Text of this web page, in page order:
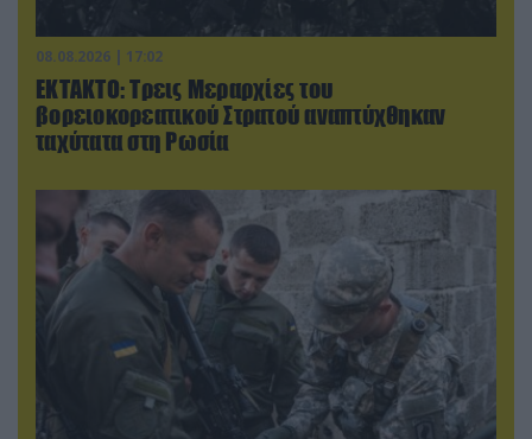
08.08.2026 | 17:02
ΕΚΤΑΚΤΟ: Τρεις Μεραρχίες του
βορειοκορεατικού Στρατού αναπτύχθηκαν
ταχύτατα στη Ρωσία